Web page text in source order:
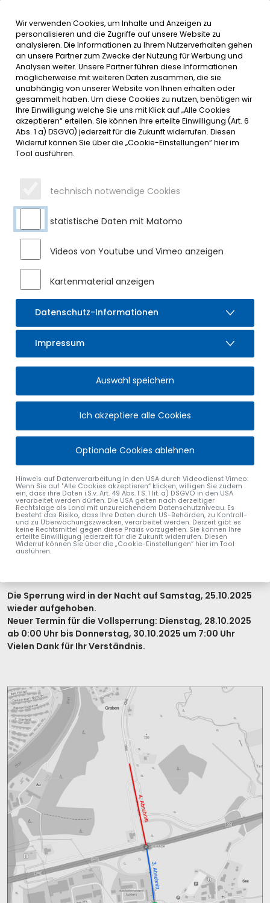
Inhalt der Seite anspringen
Informationen undMENÜ
SERVICE
WITTERUNGSBEDINGTE
VERSCHIEBUNG: OA 6 ZWISCHEN
AUTOBAHNBRÜCKE UND GRABEN
GESPERRT
Der Einbau der Asphaltdeckschicht auf der OA 6 bei See
erfolgt wie bereits berichtet in vier Abschnitten. Die
Asphaltierung des vierten und letzten Abschnitts (zwischen
Autobahnbrücke und Graben) erfolgt von Freitag, 24.10.2025
ab 6:00 Uhr bis zum Sonntag, 26.10.2025 um 8:00 Uhr. Dieser
Abschnitt muss dazu für den gesamten Verkehr in beiden
Fahrtrichtungen gesperrt werden. Witterungsbedingte
der OA 6 wird in beiden Fahrtrichtungen über Sulzberg – Ried
umgeleitet. Die Umleitung wird ausgeschildert.
Die Rampe Nord der Autobahnanschlussstelle Durach ist voll
gesperrt. Es kann von der A 980 vom Dreieck Allgäu
kommend nicht abgefahren werden und in Richtung
Waltenhofen nicht auf die A 980 aufgefahren werden. Die
Rampe Süd der Anschlussstelle Durach ist grundsätzlich für
den Verkehr frei, die OA 6 ist in diesem Bereich jedoch nur in
bzw. aus Richtung Sulzberg befahrbar.
Der geplante Ablauf in der Übersicht:
1. Abschnitt: Nur Kreisverkehr: Asphaltarbeiten sind
abgeschlossen
2. Abschnitt: Öschle bis Kreisverkehr: Asphaltarbeiten sind
abgeschlossen
3. Abschnitt: Kreisverkehr bis Autobahnbrücke:
Asphaltarbeiten sind abgeschlossen
4. Abschnitt: Ab der Autobahnbrücke in Richtung Graben
Die Sperrung wird in der Nacht auf Samstag, 25.10.2025
wieder aufgehoben.
Neuer Termin für die Vollsperrung: Dienstag, 28.10.2025
ab 0:00 Uhr bis Donnerstag, 30.10.2025 um 7:00 Uhr
Vielen Dank für Ihr Verständnis.
Wir verwenden Cookies, um Inhalte und Anzeigen zu
personalisieren und die Zugriffe auf unsere Website zu
analysieren. Die Informationen zu Ihrem Nutzerverhalten gehen
an unsere Partner zum Zwecke der Nutzung für Werbung und
Analysen weiter. Unsere Partner führen diese Informationen
möglicherweise mit weiteren Daten zusammen, die sie
unabhängig von unserer Website von Ihnen erhalten oder
gesammelt haben. Um diese Cookies zu nutzen, benötigen wir
Ihre Einwilligung welche Sie uns mit Klick auf „Alle Cookies
akzeptieren“ erteilen. Sie können Ihre erteilte Einwilligung (Art. 6
Abs. 1 a) DSGVO) jederzeit für die Zukunft widerrufen. Diesen
Widerruf können Sie über die „Cookie-Einstellungen“ hier im
Tool ausführen.
technisch notwendige Cookies
statistische Daten mit Matomo
Videos von Youtube und Vimeo anzeigen
Kartenmaterial anzeigen
Datenschutz-Informationen
Impressum
Auswahl speichern
Ich akzeptiere alle Cookies
Optionale Cookies ablehnen
Hinweis auf Datenverarbeitung in den USA durch Videodienst Vimeo:
Wenn Sie auf "Alle Cookies akzeptieren“ klicken, willigen Sie zudem
ein, dass ihre Daten i.S.v. Art. 49 Abs. 1 S. 1 lit. a) DSGVO in den USA
verarbeitet werden dürfen. Die USA gelten nach derzeitiger
Rechtslage als Land mit unzureichendem Datenschutzniveau. Es
besteht das Risiko, dass Ihre Daten durch US-Behörden, zu Kontroll-
und zu Überwachungszwecken, verarbeitet werden. Derzeit gibt es
keine Rechtsmittel gegen diese Praxis vorzugehen. Sie können Ihre
erteilte Einwilligung jederzeit für die Zukunft widerrufen. Diesen
Widerruf können Sie über die „Cookie-Einstellungen“ hier im Tool
ausführen.